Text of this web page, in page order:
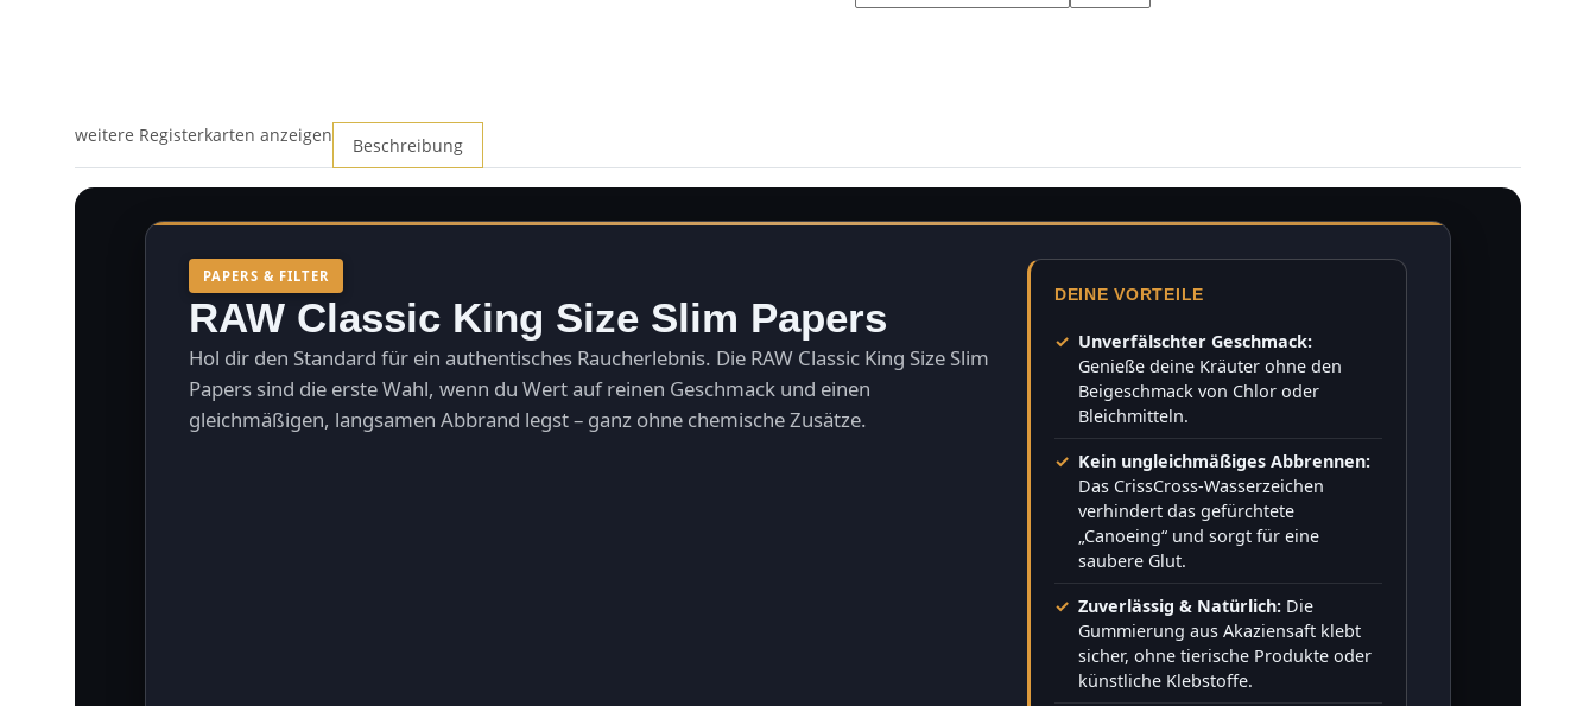
weitere Registerkarten anzeigen Beschreibung
PAPERS & FILTER
RAW Classic King Size Slim Papers
Hol dir den Standard für ein authentisches Raucherlebnis. Die RAW Classic King Size Slim
Papers sind die erste Wahl, wenn du Wert auf reinen Geschmack und einen
gleichmäßigen, langsamen Abbrand legst – ganz ohne chemische Zusätze.
DEINE VORTEILE
Unverfälschter Geschmack:
Genieße deine Kräuter ohne den
Beigeschmack von Chlor oder
Bleichmitteln.
Kein ungleichmäßiges Abbrennen:
Das CrissCross-Wasserzeichen
verhindert das gefürchtete
„Canoeing“ und sorgt für eine
saubere Glut.
Zuverlässig & Natürlich: Die
Gummierung aus Akaziensaft klebt
sicher, ohne tierische Produkte oder
künstliche Klebstoffe.